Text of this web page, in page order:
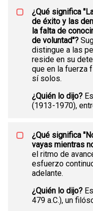
¿Qué significa
de éxito y las
la falta de
de voluntad"?
distingue a las
reside en su
que en la fuerza
sí solos.
¿Quién lo dijo?
(1913-1970),
¿Qué significa
vayas mientras
el ritmo de
esfuerzo
adelante.
¿Quién lo dijo?
479 a.C.), un